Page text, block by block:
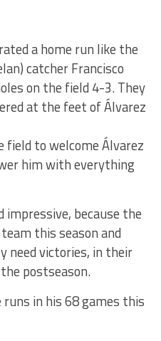
a home run like the
catcher Francisco
on the field 4-3. They
at the feet of Álvarez
to welcome Álvarez
him with everything
because the
this season and
need victories, in their
postseason.
in his 68 games this